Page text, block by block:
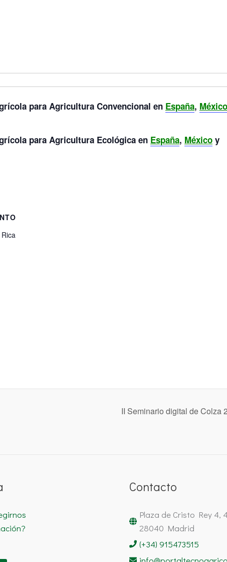
para Agricultura Convencional en España, México
para Agricultura Ecológica en España, México y
II Seminario digital de Colza
Contacto
Plaza de Cristo Rey 4,
28040 Madrid
(+34) 915473515